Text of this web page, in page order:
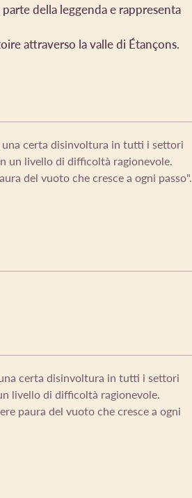
della leggenda e rappresenta
attraverso la valle di Étançons.
una certa disinvoltura in tutti i settori
un livello di difficoltà ragionevole.
del vuoto che cresce a ogni passo".
certa disinvoltura in tutti i settori
livello di difficoltà ragionevole.
paura del vuoto che cresce a ogni